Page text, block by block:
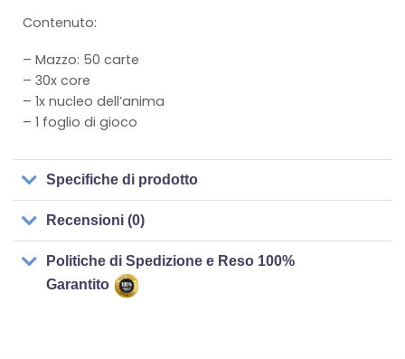
Contenuto:
– Mazzo: 50 carte
– 30x core
– 1x nucleo dell’anima
– 1 foglio di gioco
Specifiche di prodotto
Recensioni (0)
Politiche di Spedizione e Reso 100%
Garantito